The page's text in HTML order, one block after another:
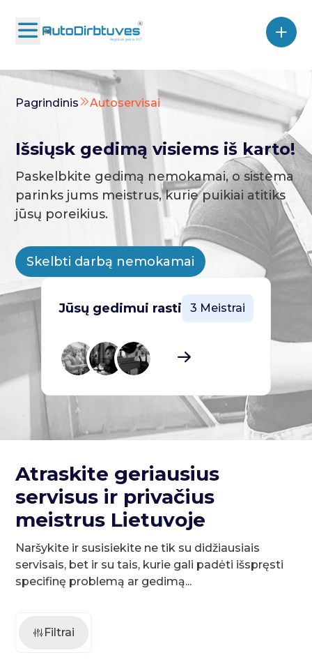
Pagrindinis Autoservisai
Išsiųsk gedimą visiems iš karto!
Paskelbkite gedimą nemokamai, o sistema
parinks jums meistrus, kurie puikiai atitiks
jūsų poreikius.
Skelbti darbą nemokamai
Jūsų gedimui rasti 3 Meistrai
Atraskite geriausius
servisus ir privačius
meistrus Lietuvoje
Naršykite ir susisiekite ne tik su didžiausiais
servisais, bet ir su tais, kurie gali padėti išspręsti
specifinę problemą ar gedimą...
Filtrai